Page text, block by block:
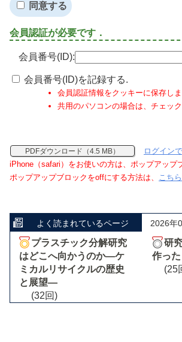
同意する
会員認証が必要です．
会員番号(ID):
会員番号(ID)を記録する.
会員認証情報をクッキーに保存し
共用のパソコンの場合は、チェッ
PDFダウンロード（4.5 MB）
ログイン
iPhone（safari）をお使いの方は、ポップアップ
ポップアップブロックをoffにする方法は、 こちら
よく読まれているページ 2026年
プラスチック分解研究
はどこへ向かうのか―ケ
ミカルリサイクルの歴史
と展望―
(32回)
研
作っ
(25